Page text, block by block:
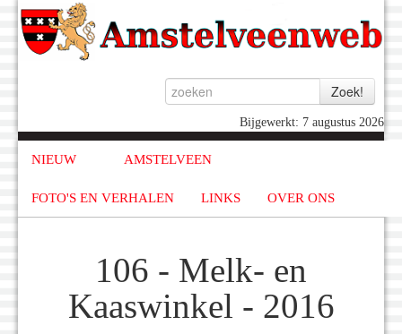
Bijgewerkt: 7 augustus 2026
NIEUW AMSTELVEEN
FOTO'S EN VERHALEN LINKS OVER ONS
106 - Melk- en
Kaaswinkel - 2016